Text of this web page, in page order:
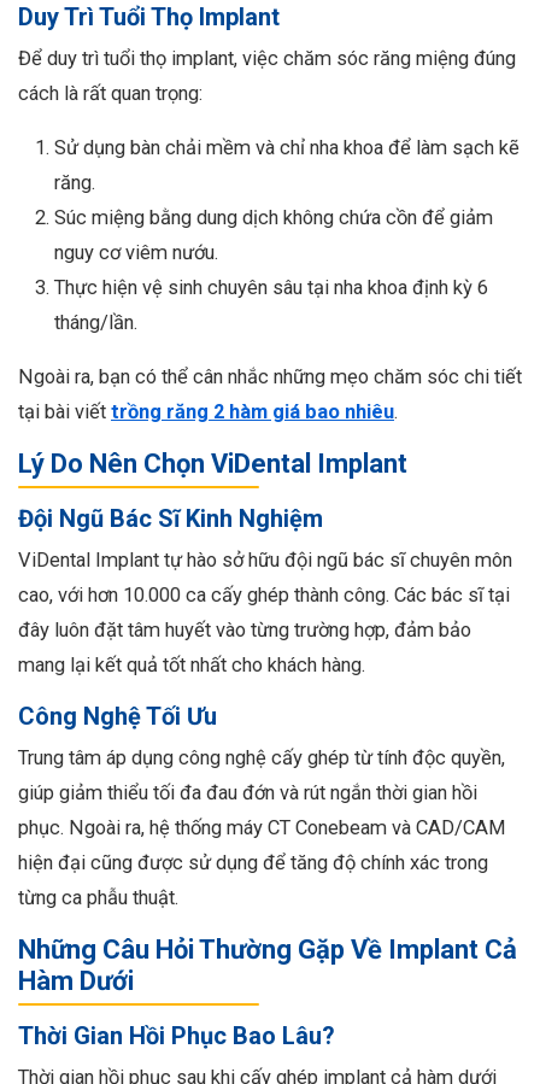
Duy Trì Tuổi Thọ Implant
Để duy trì tuổi thọ implant, việc chăm sóc răng miệng đúng
cách là rất quan trọng:
Sử dụng bàn chải mềm và chỉ nha khoa để làm sạch kẽ
răng.
Súc miệng bằng dung dịch không chứa cồn để giảm
nguy cơ viêm nướu.
Thực hiện vệ sinh chuyên sâu tại nha khoa định kỳ 6
tháng/lần.
Ngoài ra, bạn có thể cân nhắc những mẹo chăm sóc chi tiết
tại bài viết trồng răng 2 hàm giá bao nhiêu.
Lý Do Nên Chọn ViDental Implant
Đội Ngũ Bác Sĩ Kinh Nghiệm
ViDental Implant tự hào sở hữu đội ngũ bác sĩ chuyên môn
cao, với hơn 10.000 ca cấy ghép thành công. Các bác sĩ tại
đây luôn đặt tâm huyết vào từng trường hợp, đảm bảo
mang lại kết quả tốt nhất cho khách hàng.
Công Nghệ Tối Ưu
Trung tâm áp dụng công nghệ cấy ghép từ tính độc quyền,
giúp giảm thiểu tối đa đau đớn và rút ngắn thời gian hồi
phục. Ngoài ra, hệ thống máy CT Conebeam và CAD/CAM
hiện đại cũng được sử dụng để tăng độ chính xác trong
từng ca phẫu thuật.
Những Câu Hỏi Thường Gặp Về Implant Cả
Hàm Dưới
Thời Gian Hồi Phục Bao Lâu?
Thời gian hồi phục sau khi cấy ghép implant cả hàm dưới